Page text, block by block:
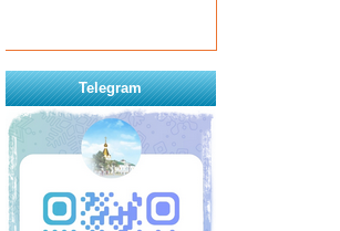
Telegram